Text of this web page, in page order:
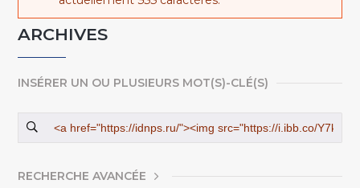
ARCHIVES
INSÉRER UN OU PLUSIEURS MOT(S)-CLÉ(S)
AFFICHER
RECHERCHE AVANCÉE